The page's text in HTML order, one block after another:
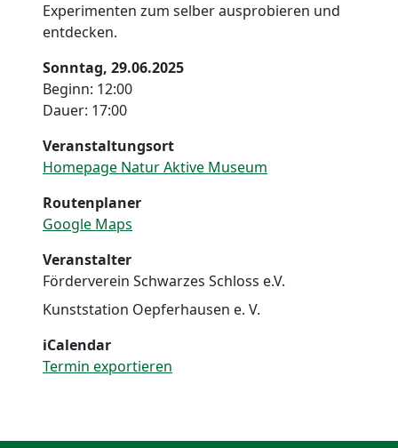
Experimenten zum selber ausprobieren und
entdecken.
Sonntag, 29.06.2025
Beginn: 12:00
Dauer: 17:00
Veranstaltungsort
Homepage Natur Aktive Museum
Routenplaner
Google Maps
Veranstalter
Förderverein Schwarzes Schloss e.V.
Kunststation Oepferhausen e. V.
iCalendar
Termin exportieren